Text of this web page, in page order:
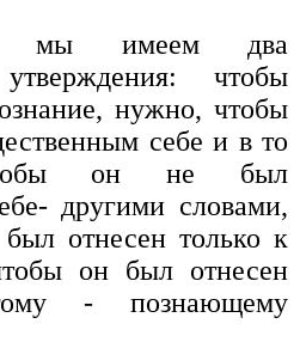
мы имеем два
чтобы
нужно, чтобы
себе и в то
он не был
другими словами,
отнесен только к
он был отнесен
- познающему